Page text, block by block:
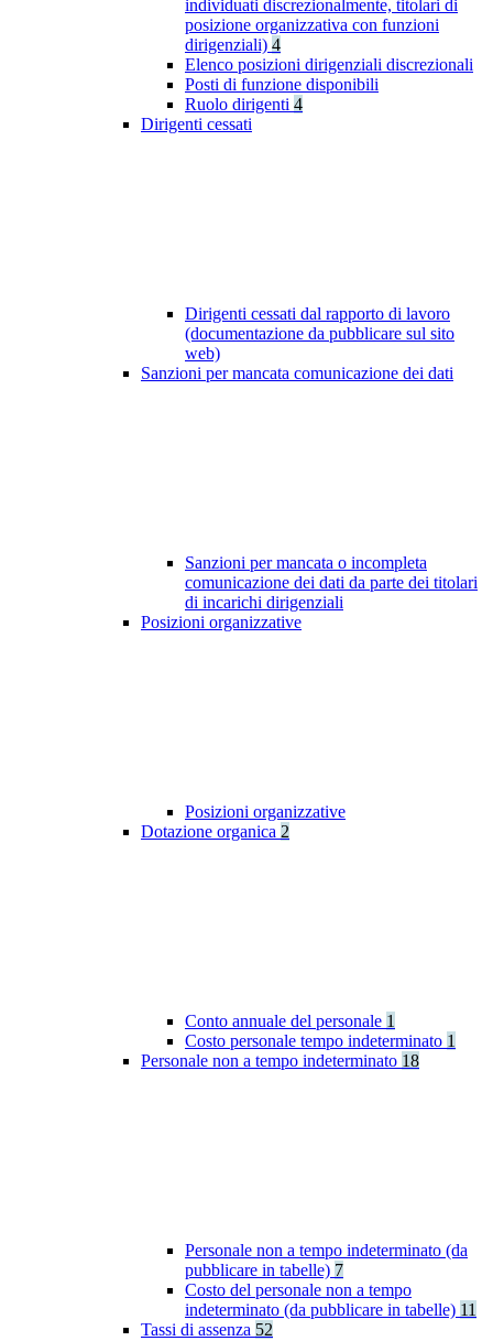
individuati discrezionalmente, titolari di
posizione organizzativa con funzioni
dirigenziali) 4
Elenco posizioni dirigenziali discrezionali
Posti di funzione disponibili
Ruolo dirigenti 4
Dirigenti cessati
Dirigenti cessati dal rapporto di lavoro
(documentazione da pubblicare sul sito
web)
Sanzioni per mancata comunicazione dei dati
Sanzioni per mancata o incompleta
comunicazione dei dati da parte dei titolari
di incarichi dirigenziali
Posizioni organizzative
Posizioni organizzative
Dotazione organica 2
Conto annuale del personale 1
Costo personale tempo indeterminato 1
Personale non a tempo indeterminato 18
Personale non a tempo indeterminato (da
pubblicare in tabelle) 7
Costo del personale non a tempo
indeterminato (da pubblicare in tabelle) 11
Tassi di assenza 52